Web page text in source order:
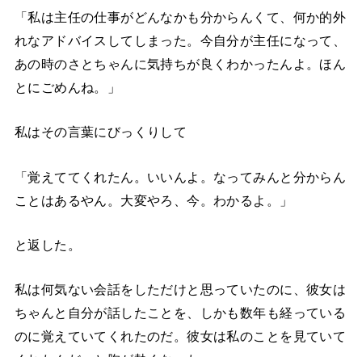
「私は主任の仕事がどんなかも分からんくて、何か的外
れなアドバイスしてしまった。今自分が主任になって、
あの時のさとちゃんに気持ちが良くわかったんよ。ほん
とにごめんね。」
私はその言葉にびっくりして
「覚えててくれたん。いいんよ。なってみんと分からん
ことはあるやん。大変やろ、今。わかるよ。」
と返した。
私は何気ない会話をしただけと思っていたのに、彼女は
ちゃんと自分が話したことを、しかも数年も経っている
のに覚えていてくれたのだ。彼女は私のことを見ていて